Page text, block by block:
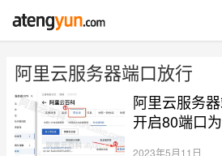
阿里云服务器端口放行
阿里云服务
开启80端口
2023年5月11日